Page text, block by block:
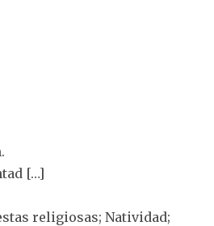
[…]
religiosas; Natividad;